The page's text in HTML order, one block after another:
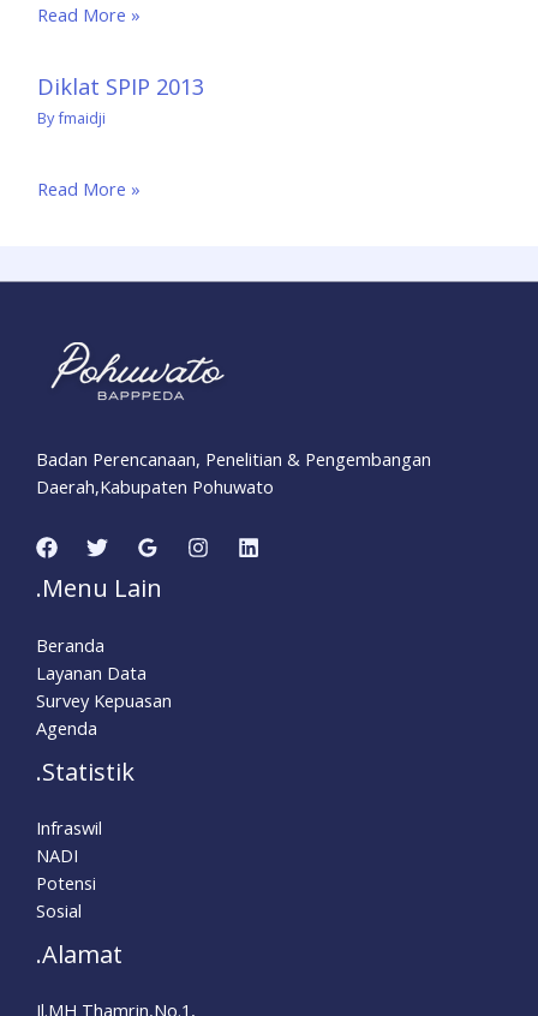
Read More »
Diklat SPIP 2013
Byfmaidji
Read More »
Badan Perencanaan, Penelitian & Pengembangan
Daerah,Kabupaten Pohuwato
.Menu Lain
Beranda
Layanan Data
Survey Kepuasan
Agenda
.Statistik
Infraswil
NADI
Potensi
Sosial
.Alamat
Jl.MH Thamrin,No.1,